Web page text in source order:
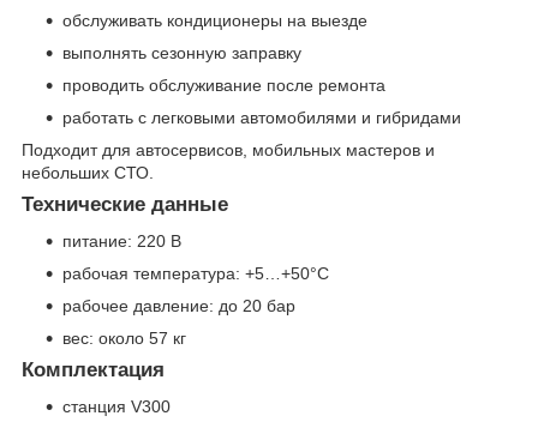
обслуживать кондиционеры на выезде
выполнять сезонную заправку
проводить обслуживание после ремонта
работать с легковыми автомобилями и гибридами
Подходит для автосервисов, мобильных мастеров и
небольших СТО.
Технические данные
питание: 220 В
рабочая температура: +5…+50°C
рабочее давление: до 20 бар
вес: около 57 кг
Комплектация
станция V300